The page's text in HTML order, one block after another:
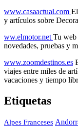
www.casaactual.com
y artículos sobre
ww.elmotor.net Tu web
novedades, pruebas y
www.zoomdestinos.es
viajes entre miles de
vacaciones y tiempo
Etiquetas
Alpes Franceses